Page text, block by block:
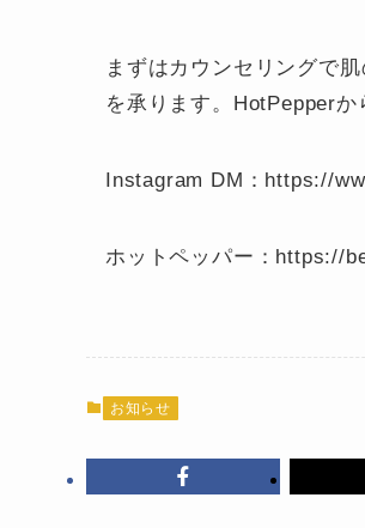
まずはカウンセリングで
を承ります。HotPepperか
Instagram DM：https://
ホットペッパー：https://
お知らせ